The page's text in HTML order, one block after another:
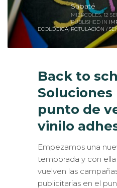
Sabaté
MIÉRCOLES, 12
PUBLISHED IN
ECOLÓGICA,ROTULACIÓN /
Back to
Soluciones
punto de
vinilo
Empezamos una
temporada y con ella
vuelven las
publicitarias en el